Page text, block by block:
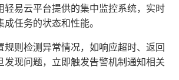
轻易云平台提供的集中监控系统，实时
任务的状态和性能。
规则检测异常情况，如响应超时、返回
发现问题，立即触发告警机制通知相关